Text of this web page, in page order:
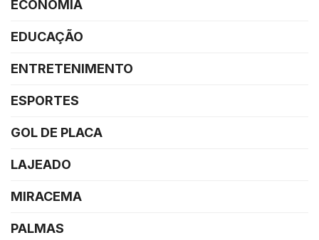
ECONOMIA
EDUCAÇÃO
ENTRETENIMENTO
ESPORTES
GOL DE PLACA
LAJEADO
MIRACEMA
PALMAS